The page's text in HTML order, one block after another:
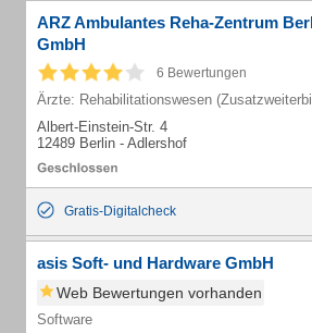
ARZ Ambulantes Reha-Zentrum
GmbH
6 Bewertungen
Ärzte: Rehabilitationswesen
Albert-Einstein-Str. 4
12489 Berlin - Adlershof
Gratis-Digitalcheck
asis Soft- und Hardware GmbH
Web Bewertungen vorhanden
Software